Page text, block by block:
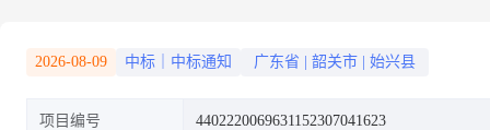
2026-08-09 中标｜中标通知 广东省 韶关市 始兴县
项目编号 4402220069631152307041623